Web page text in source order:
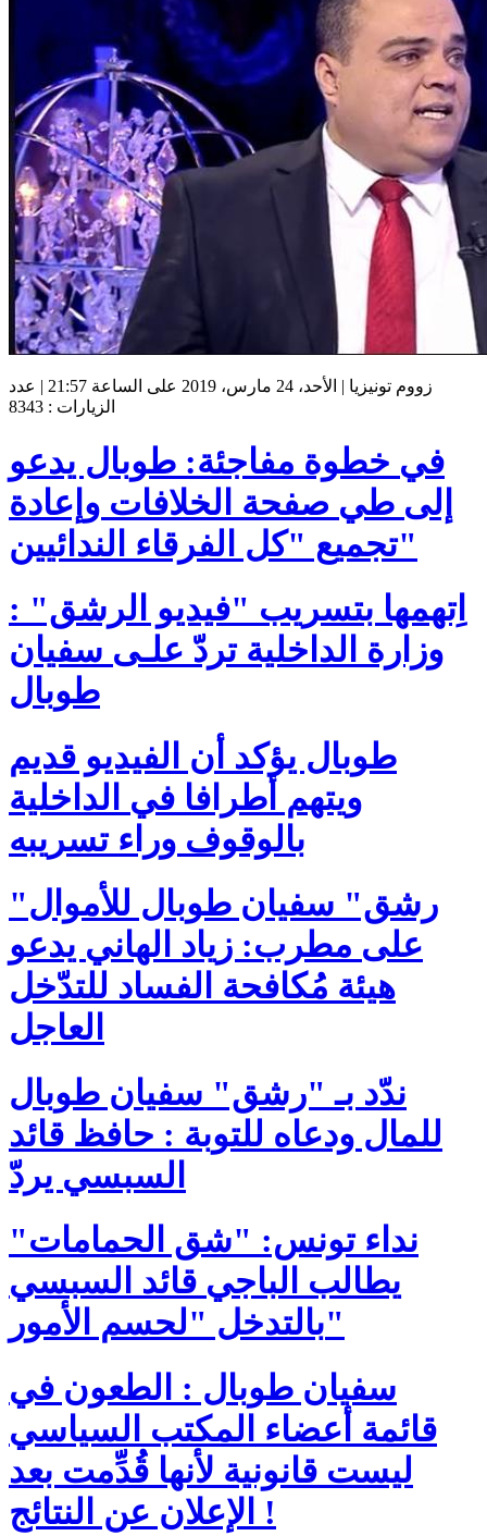
زووم تونيزيا | الأحد، 24 مارس، 2019 على الساعة 21:57 | عدد
الزيارات : 8343
في خطوة مفاجئة: طوبال يدعو
إلى طي صفحة الخلافات وإعادة
تجميع "كل الفرقاء الندائيين"
اِتهمها بتسريب "فيديو الرشق" :
وزارة الداخلية تردّ علـى سفيان
طوبال
طوبال يؤكد أن الفيديو قديم
ويتهم أطرافا في الداخلية
بالوقوف وراء تسريبه
"رشق" سفيان طوبال للأموال
على مطرب: زياد الهاني يدعو
هيئة مُكافحة الفساد للتدّخل
العاجل
ندّد بـ "رشق" سفيان طوبال
للمال ودعاه للتوبة : حافظ قائد
السبسي يردّ
نداء تونس: "شق الحمامات"
يطالب الباجي قائد السبسي
بالتدخل "لحسم الأمور"
سفيان طوبال : الطعون في
قائمة أعضاء المكتب السياسي
ليست قانونية لأنها قُدِّمت بعد
الإعلان عن النتائج !